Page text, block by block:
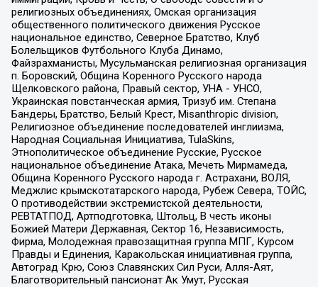
религиозных объединениях, Омская организация
общественного политического движения Русское
национальное единство, Северное Братство, Клуб
Болельщиков Футбольного Клуба Динамо,
Файзрахманисты, Мусульманская религиозная организация
п. Боровский, Община Коренного Русского народа
Щелковского района, Правый сектор, УНА - УНСО,
Украинская повстанческая армия, Тризуб им. Степана
Бандеры, Братство, Белый Крест, Misanthropic division,
Религиозное объединение последователей инглиизма,
Народная Социальная Инициатива, TulaSkins,
Этнополитическое объединение Русские, Русское
национальное объединение Атака, Мечеть Мирмамеда,
Община Коренного Русского народа г. Астрахани, ВОЛЯ,
Меджлис крымскотатарского народа, Рубеж Севера, ТОЙС,
О противодействии экстремистской деятельности,
РЕВТАТПОД, Артподготовка, Штольц, В честь иконы
Божией Матери Державная, Сектор 16, Независимость,
Фирма, Молодежная правозащитная группа МПГ, Курсом
Правды и Единения, Каракольская инициативная группа,
Автоград Крю, Союз Славянских Сил Руси, Алля-Аят,
Благотворительный пансионат Ак Умут, Русская